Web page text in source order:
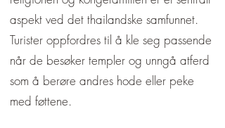
krigerske konflikter med
nabokongedømmer, spesielt Burma,
kunne Ayutthaya bestå i over fire
århundrer, inntil det ble erobret og
ødelagt av burmesiske styrker i
1767.
aspekt ved det thailandske samfunnet.
Turister oppfordres til å kle seg passende
når de besøker templer og unngå atferd
som å berøre andres hode eller peke
med føttene.